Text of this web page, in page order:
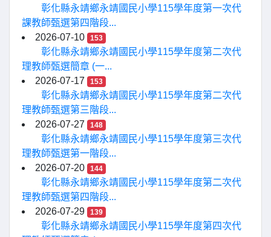
彰化縣永靖鄉永靖國民小學115學年度第一次代
課教師甄選第四階段...
2026-07-10
153
彰化縣永靖鄉永靖國民小學115學年度第二次代
理教師甄選簡章 (一...
2026-07-17
153
彰化縣永靖鄉永靖國民小學115學年度第二次代
理教師甄選第三階段...
2026-07-27
148
彰化縣永靖鄉永靖國民小學115學年度第三次代
理教師甄選第一階段...
2026-07-20
144
彰化縣永靖鄉永靖國民小學115學年度第二次代
理教師甄選第四階段...
2026-07-29
139
彰化縣永靖鄉永靖國民小學115學年度第四次代